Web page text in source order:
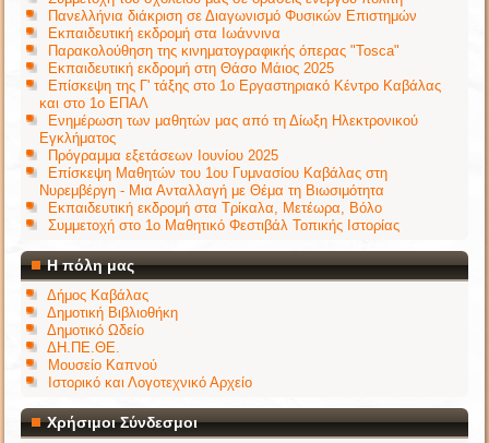
Πανελλήνια διάκριση σε Διαγωνισμό Φυσικών Επιστημών
Εκπαιδευτική εκδρομή στα Ιωάννινα
Παρακολούθηση της κινηματογραφικής όπερας "Tosca"
Εκπαιδευτική εκδρομή στη Θάσο Μάιος 2025
Επίσκεψη της Γ' τάξης στο 1ο Εργαστηριακό Κέντρο Καβάλας
και στο 1ο ΕΠΑΛ
Ενημέρωση των μαθητών μας από τη Δίωξη Ηλεκτρονικού
Εγκλήματος
Πρόγραμμα εξετάσεων Ιουνίου 2025
Επίσκεψη Μαθητών του 1ου Γυμνασίου Καβάλας στη
Νυρεμβέργη - Μια Ανταλλαγή με Θέμα τη Βιωσιμότητα
Εκπαιδευτική εκδρομή στα Τρίκαλα, Μετέωρα, Βόλο
Συμμετοχή στο 1ο Μαθητικό Φεστιβάλ Τοπικής Ιστορίας
Η πόλη μας
Δήμος Καβάλας
Δημοτική Βιβλιοθήκη
Δημοτικό Ωδείο
ΔΗ.ΠΕ.ΘΕ.
Μουσείο Καπνού
Ιστορικό και Λογοτεχνικό Αρχείο
Χρήσιμοι Σύνδεσμοι